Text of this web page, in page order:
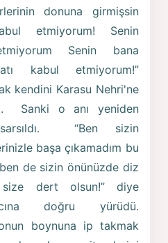
donuna girmişsin
etmiyorum! Senin
Senin bana
kabul etmiyorum!”
kendini Karasu Nehri'ne
Sanki o anı yeniden
“Ben sizin
başa çıkamadım bu
de sizin önünüzde diz
dert olsun!” diye
doğru yürüdü.
onun boynuna ip takmak